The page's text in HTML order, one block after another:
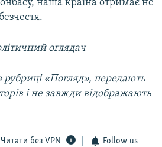
наша країна отримає не
оглядач
«Погляд», передають
і не завжди відображають
Читати без VPN Follow us